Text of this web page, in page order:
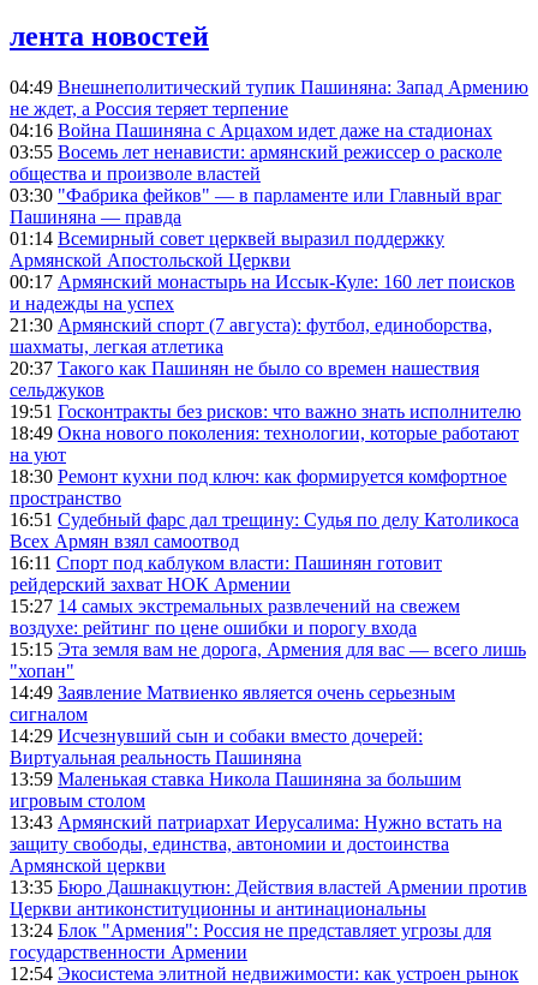
лента новостей
04:49 Внешнеполитический тупик Пашиняна: Запад Армению
не ждет, а Россия теряет терпение
04:16 Война Пашиняна с Арцахом идет даже на стадионах
03:55 Восемь лет ненависти: армянский режиссер о расколе
общества и произволе властей
03:30 "Фабрика фейков" — в парламенте или Главный враг
Пашиняна — правда
01:14 Всемирный совет церквей выразил поддержку
Армянской Апостольской Церкви
00:17 Армянский монастырь на Иссык-Куле: 160 лет поисков
и надежды на успех
21:30 Армянский спорт (7 августа): футбол, единоборства,
шахматы, легкая атлетика
20:37 Такого как Пашинян не было со времен нашествия
сельджуков
19:51 Госконтракты без рисков: что важно знать исполнителю
18:49 Окна нового поколения: технологии, которые работают
на уют
18:30 Ремонт кухни под ключ: как формируется комфортное
пространство
16:51 Судебный фарс дал трещину: Судья по делу Католикоса
Всех Армян взял самоотвод
16:11 Спорт под каблуком власти: Пашинян готовит
рейдерский захват НОК Армении
15:27 14 самых экстремальных развлечений на свежем
воздухе: рейтинг по цене ошибки и порогу входа
15:15 Эта земля вам не дорога, Армения для вас — всего лишь
"хопан"
14:49 Заявление Матвиенко является очень серьезным
сигналом
14:29 Исчезнувший сын и собаки вместо дочерей:
Виртуальная реальность Пашиняна
13:59 Маленькая ставка Никола Пашиняна за большим
игровым столом
13:43 Армянский патриархат Иерусалима: Нужно встать на
защиту свободы, единства, автономии и достоинства
Армянской церкви
13:35 Бюро Дашнакцутюн: Действия властей Армении против
Церкви антиконституционны и антинациональны
13:24 Блок "Армения": Россия не представляет угрозы для
государственности Армении
12:54 Экосистема элитной недвижимости: как устроен рынок